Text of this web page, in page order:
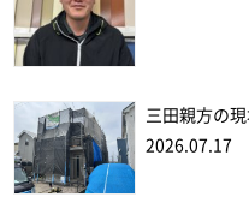
三田親方の
2026.07.17